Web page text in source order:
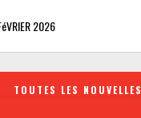
2026
TOUTES LES NOUVELLES